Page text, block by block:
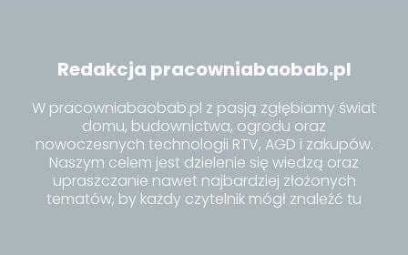
Redakcja pracowniabaobab.pl
W pracowniabaobab.pl z pasją zgłębiamy świat
domu, budownictwa, ogrodu oraz
nowoczesnych technologii RTV, AGD i zakupów.
Naszym celem jest dzielenie się wiedzą oraz
upraszczanie nawet najbardziej złożonych
tematów, by każdy czytelnik mógł znaleźć tu